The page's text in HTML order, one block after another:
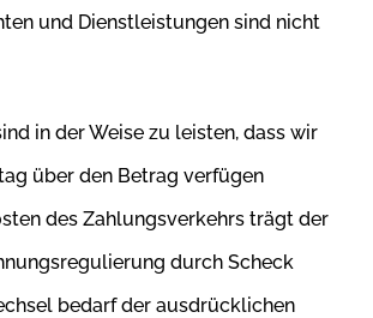
und Dienstleistungen sind nicht
in der Weise zu leisten, dass wir
über den Betrag verfügen
des Zahlungsverkehrs trägt der
durch Scheck
bedarf der ausdrücklichen